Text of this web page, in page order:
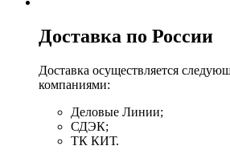
Доставка по России
Доставка осуществляется
компаниями:
Деловые Линии;
СДЭК;
ТК КИТ.